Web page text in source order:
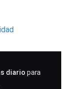
diario para